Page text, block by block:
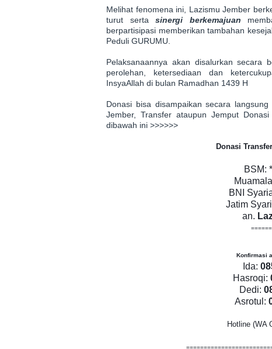
Melihat fenomena ini, Lazismu Jember
turut sertasinergi berkemajuan
berpartisipasi memberikan tambahan
Peduli GURUMU.
Pelaksanaannya akan disalurkan secara
perolehan, ketersediaan dan
InsyaAllah di bulan Ramadhan 1439 H
Donasi bisa disampaikan secara
Jember, Transfer ataupun Jemput
dibawah ini >>>>>>
Donasi
BSM: *
BNI
Jatim
an.
Konfirmasi
Ida:
Hasroqi:
Dedi:
Asrotul:
Hotline (WA